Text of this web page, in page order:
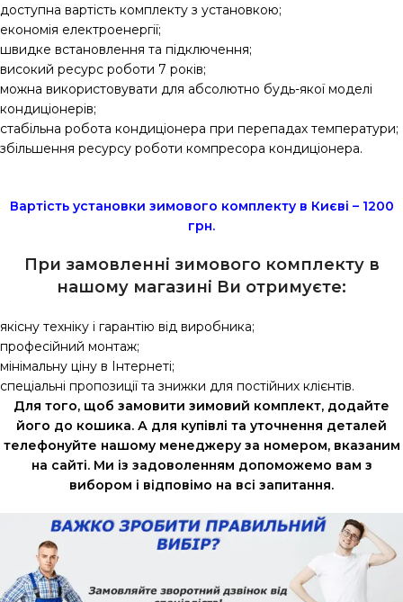
доступна вартість комплекту з установкою;
економія електроенергії;
швидке встановлення та підключення;
високий ресурс роботи 7 років;
можна використовувати для абсолютно будь-якої моделі
кондиціонерів;
стабільна робота кондиціонера при перепадах температури;
збільшення ресурсу роботи компресора кондиціонера.
Вартість установки зимового комплекту в Києві – 1200
грн.
При замовленні зимового комплекту в
нашому магазині Ви отримуєте:
якісну техніку і гарантію від виробника;
професійний монтаж;
мінімальну ціну в Інтернеті;
спеціальні пропозиції та знижки для постійних клієнтів.
Для того, щоб замовити зимовий комплект, додайте
його до кошика. А для купівлі та уточнення деталей
телефонуйте нашому менеджеру за номером, вказаним
на сайті. Ми із задоволенням допоможемо вам з
вибором і відповімо на всі запитання.